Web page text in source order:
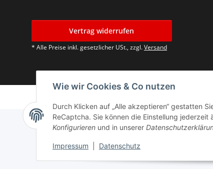
Wie wir Cookies & Co nutzen
Durch Klicken auf „Alle akzeptieren“ gestatten
ReCaptcha. Sie können die Einstellung
Konfigurieren und in unserer
Impressum Datenschutz
Vertrag widerrufen
* Alle Preise inkl. gesetzlicher USt., zzgl.Versand